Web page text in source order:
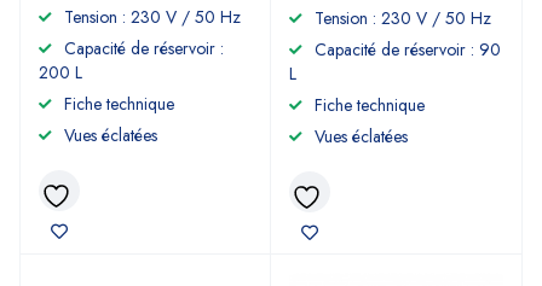
Tension : 230 V / 50 Hz
Capacité de réservoir :
200 L
Fiche technique
Vues éclatées
Tension : 230 V / 50 Hz
Capacité de réservoir : 90
L
Fiche technique
Vues éclatées